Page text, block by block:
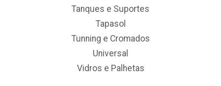
Tanques e Suportes
Tapasol
Tunning e Cromados
Universal
Vidros e Palhetas